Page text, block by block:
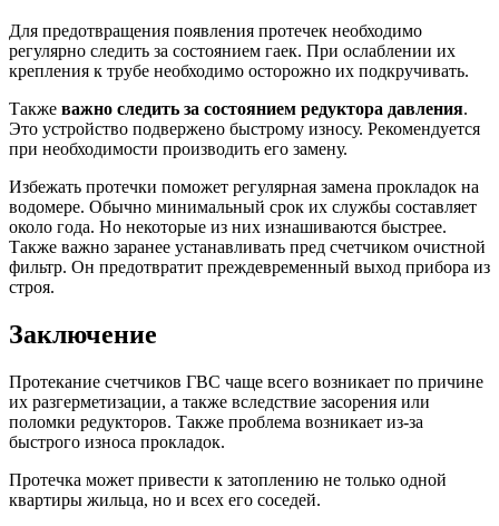
Для предотвращения появления протечек необходимо
регулярно следить за состоянием гаек. При ослаблении их
крепления к трубе необходимо осторожно их подкручивать.
Также важно следить за состоянием редуктора давления.
Это устройство подвержено быстрому износу. Рекомендуется
при необходимости производить его замену.
Избежать протечки поможет регулярная замена прокладок на
водомере. Обычно минимальный срок их службы составляет
около года. Но некоторые из них изнашиваются быстрее.
Также важно заранее устанавливать пред счетчиком очистной
фильтр. Он предотвратит преждевременный выход прибора из
строя.
Заключение
Протекание счетчиков ГВС чаще всего возникает по причине
их разгерметизации, а также вследствие засорения или
поломки редукторов. Также проблема возникает из-за
быстрого износа прокладок.
Протечка может привести к затоплению не только одной
квартиры жильца, но и всех его соседей.